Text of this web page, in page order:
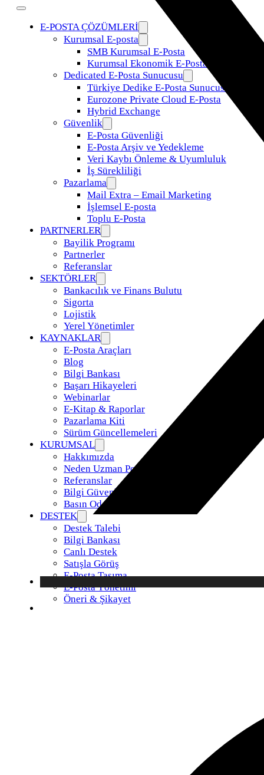
E-POSTA ÇÖZÜMLERİ
Kurumsal E-posta
SMB Kurumsal E-Posta
Kurumsal Ekonomik E-Posta
Dedicated E-Posta Sunucusu
Türkiye Dedike E-Posta Sunucusu
Eurozone Private Cloud E-Posta
Hybrid Exchange
Güvenlik
E-Posta Güvenliği
E-Posta Arşiv ve Yedekleme
Veri Kaybı Önleme & Uyumluluk
İş Sürekliliği
Pazarlama
Mail Extra – Email Marketing
İşlemsel E-posta
Toplu E-Posta
PARTNERLER
Bayilik Programı
Partnerler
Referanslar
SEKTÖRLER
Bankacılık ve Finans Bulutu
Sigorta
Lojistik
Yerel Yönetimler
KAYNAKLAR
E-Posta Araçları
Blog
Bilgi Bankası
Başarı Hikayeleri
Webinarlar
E-Kitap & Raporlar
Pazarlama Kiti
Sürüm Güncellemeleri
KURUMSAL
Hakkımızda
Neden Uzman Posta
Referanslar
Bilgi Güvenliği Politikamız
Basın Odası
DESTEK
Destek Talebi
Bilgi Bankası
Canlı Destek
Satışla Görüş
E-Posta Taşıma
E-Posta Yönetimi
Öneri & Şikayet